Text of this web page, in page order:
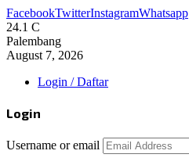
FacebookTwitterInstagramWhatsapp
24.1 C
Palembang
August 7, 2026
Login / Daftar
Login
Username or email